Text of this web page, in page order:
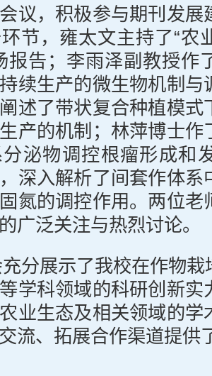
议，积极参与期刊发展
节，雍太文主持了“农
报告；李雨泽副教授作
续生产的微生物机制与
述了带状复合种植模式
产的机制；林萍博士作
泌物调控根瘤形成和
深入解析了间套作体系
氮的调控作用。两位老
广泛关注与热烈讨论。
分展示了我校在作物
学科领域的科研创新实
业生态及相关领域的学
流、拓展合作渠道提供